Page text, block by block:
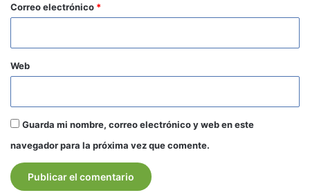
*
Correo electrónico *
Web
Guarda mi nombre, correo electrónico y web en este
navegador para la próxima vez que comente.